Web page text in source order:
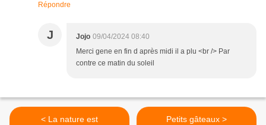
Répondre
J Jojo 09/04/2024 08:40
Merci gene en fin d après midi il a plu <br /> Par
contre ce matin du soleil
< La nature est
Petits gâteaux >